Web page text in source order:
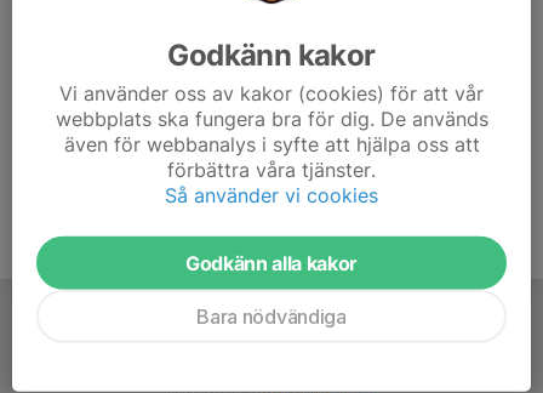
Godkänn kakor
Vi använder oss av kakor (cookies) för att vår
webbplats ska fungera bra för dig. De används
även för webbanalys i syfte att hjälpa oss att
förbättra våra tjänster.
Så använder vi cookies
Godkänn alla kakor
Bara nödvändiga